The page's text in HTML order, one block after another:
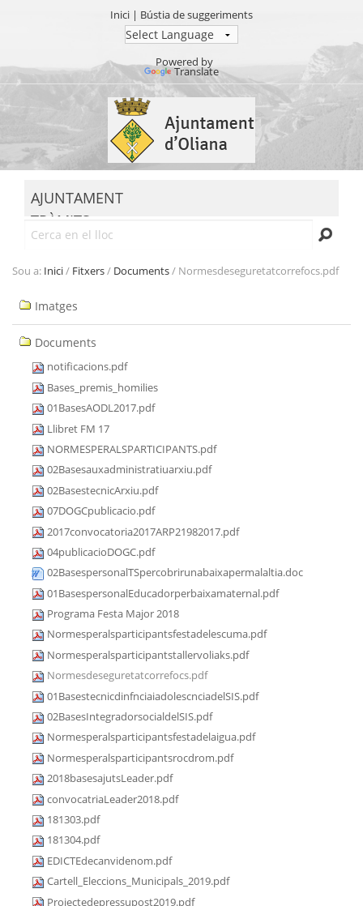
Inici | Bústia de suggeriments
Powered by
Translate
contingut.
Salta
AJUNTAMENT
TRÀMITS
SEU ELECTRÒNICA
TRANSPARÈNCIA
Sou a: Inici/ Fitxers/ Documents/ Normesdeseguretatcorrefocs.pdf
Navegació
Imatges
Documents
notificacions.pdf
Bases_premis_homilies
01BasesAODL2017.pdf
Llibret FM 17
NORMESPERALSPARTICIPANTS.pdf
02Basesauxadministratiuarxiu.pdf
02BasestecnicArxiu.pdf
07DOGCpublicacio.pdf
2017convocatoria2017ARP21982017.pdf
04publicacioDOGC.pdf
02BasespersonalTSpercobrirunabaixapermalaltia.doc
01BasespersonalEducadorperbaixamaternal.pdf
Programa Festa Major 2018
Normesperalsparticipantsfestadelescuma.pdf
Normesperalsparticipantstallervoliaks.pdf
Normesdeseguretatcorrefocs.pdf
01BasestecnicdinfnciaiadolescnciadelSIS.pdf
02BasesIntegradorsocialdelSIS.pdf
Normesperalsparticipantsfestadelaigua.pdf
Normesperalsparticipantsrocdrom.pdf
2018basesajutsLeader.pdf
convocatriaLeader2018.pdf
181303.pdf
181304.pdf
EDICTEdecanvidenom.pdf
Cartell_Eleccions_Municipals_2019.pdf
Projectedepressupost2019.pdf